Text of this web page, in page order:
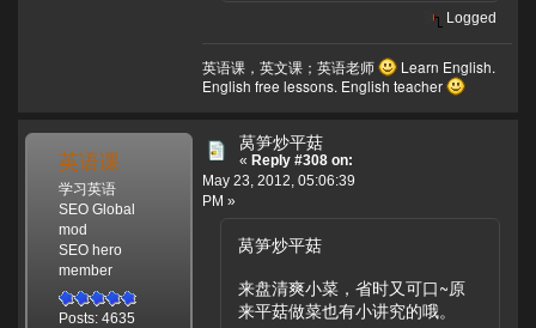
Logged
英语课，英文课；英语老师
Learn English.
English free lessons. English teacher
英语课
学习英语
SEO Global
mod
SEO hero
member
Posts: 4635
莴笋炒平菇
« Reply #308 on:
May 23, 2012, 05:06:39
PM »
莴笋炒平菇
来盘清爽小菜，省时又可口~原
来平菇做菜也有小讲究的哦。